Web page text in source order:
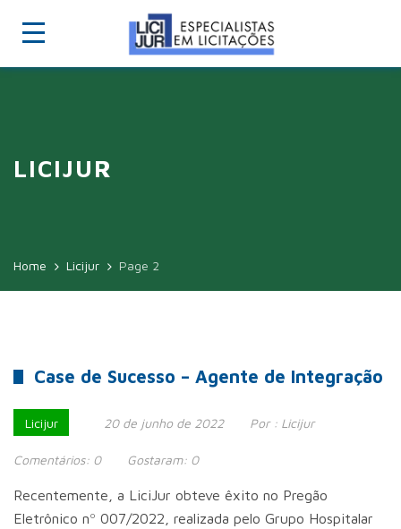
LICIJUR
Home Licijur Page 2
Case de Sucesso – Agente de Integração
Licijur 20 de junho de 2022 Por : Licijur
Comentários: 0 Gostaram: 0
Recentemente, a LiciJur obteve êxito no Pregão
Eletrônico nº 007/2022, realizada pelo Grupo Hospitalar